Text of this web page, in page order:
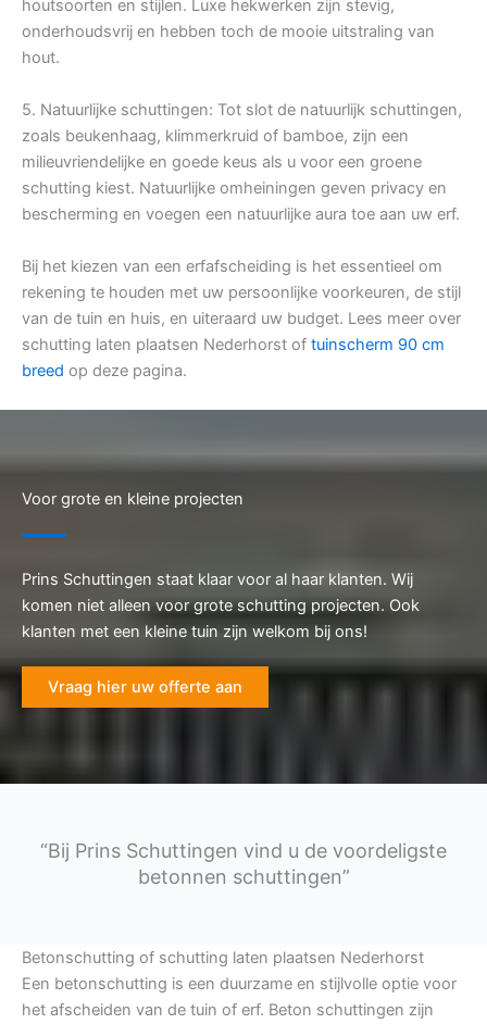
houtsoorten en stijlen. Luxe hekwerken zijn stevig,
onderhoudsvrij en hebben toch de mooie uitstraling van
hout.
5. Natuurlijke schuttingen: Tot slot de natuurlijk schuttingen,
zoals beukenhaag, klimmerkruid of bamboe, zijn een
milieuvriendelijke en goede keus als u voor een groene
schutting kiest. Natuurlijke omheiningen geven privacy en
bescherming en voegen een natuurlijke aura toe aan uw erf.
Bij het kiezen van een erfafscheiding is het essentieel om
rekening te houden met uw persoonlijke voorkeuren, de stijl
van de tuin en huis, en uiteraard uw budget. Lees meer over
schutting laten plaatsen Nederhorst of tuinscherm 90 cm
breed op deze pagina.
Voor grote en kleine projecten
Prins Schuttingen staat klaar voor al haar klanten. Wij
komen niet alleen voor grote schutting projecten. Ook
klanten met een kleine tuin zijn welkom bij ons!
Vraag hier uw offerte aan
“Bij Prins Schuttingen vind u de voordeligste
betonnen schuttingen”
Betonschutting of schutting laten plaatsen Nederhorst
Een betonschutting is een duurzame en stijlvolle optie voor
het afscheiden van de tuin of erf. Beton schuttingen zijn